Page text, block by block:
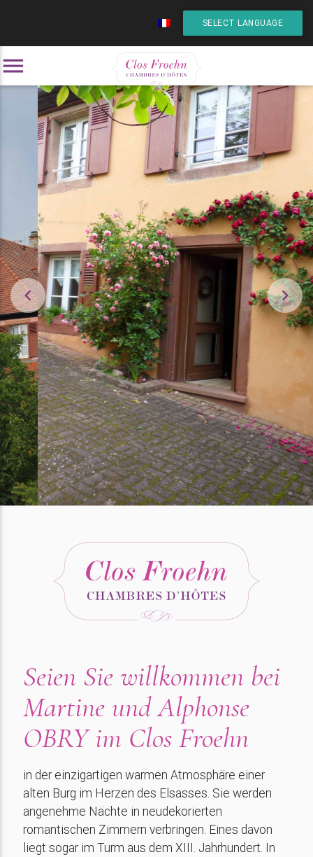
SELECT LANGUAGE
menu


Seien Sie willkommen bei
Martine und Alphonse
OBRY im Clos Froehn
in der einzigartigen warmen Atmosphäre einer
alten Burg im Herzen des Elsasses. Sie werden
angenehme Nächte in neudekorierten
romantischen Zimmern verbringen. Eines davon
liegt sogar im Turm aus dem XIII. Jahrhundert. In